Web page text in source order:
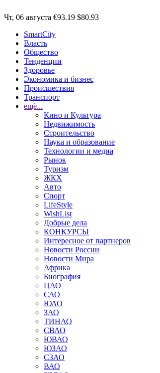
Чт, 06 августа €93.19 $80.93
SmartCity
Власть
Общество
Тенденции
Здоровье
Экономика и бизнес
Происшествия
Транспорт
ещё...
Кино и Культура
Недвижимость
Строительство
Наука и образование
Технологии и медиа
Рынок
Туризм
ЖКХ
Авто
Спорт
LifeStyle
WishList
Добрые дела
КОНКУРСЫ
Интересное от партнеров
Новости России
Новости Мира
Африка
Биография
ЦАО
САО
ЮАО
ЗАО
ТИНАО
СВАО
ЮВАО
ЮЗАО
СЗАО
ВАО